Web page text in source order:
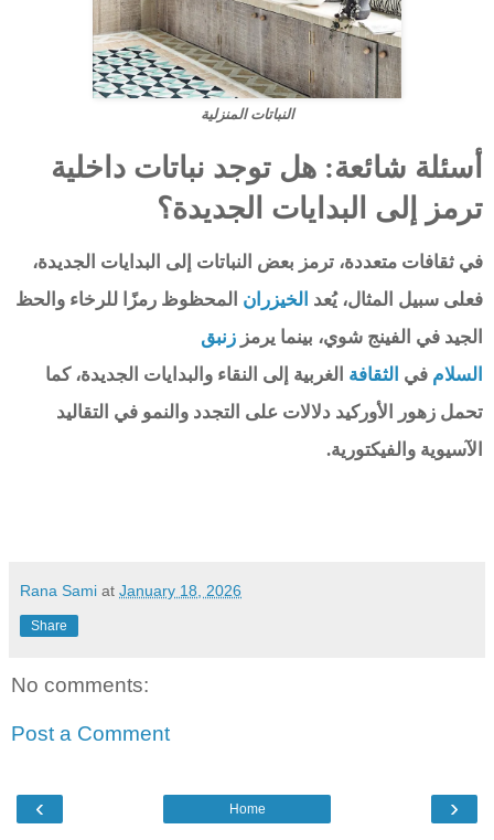
النباتات المنزلية
أسئلة شائعة: هل توجد نباتات داخلية
ترمز إلى البدايات الجديدة؟
في ثقافات متعددة، ترمز بعض النباتات إلى البدايات الجديدة،
فعلى سبيل المثال، يُعد الخيزران المحظوظ رمزًا للرخاء والحظ
الجيد في الفينج شوي، بينما يرمز زنبق
السلام في الثقافة الغربية إلى النقاء والبدايات الجديدة، كما
تحمل زهور الأوركيد دلالات على التجدد والنمو في التقاليد
الآسيوية والفيكتورية.
Rana Sami at January 18, 2026
Share
No comments:
Post a Comment
‹ ›
Home